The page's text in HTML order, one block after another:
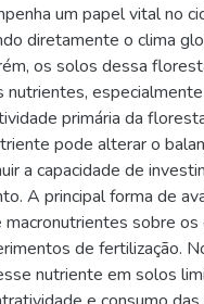
um papel vital no
diretamente o clima
os solos dessa
nutrientes,
primária da
pode alterar o
a capacidade de
A principal forma de
macronutrientes sobre
de fertilização.
nutriente em solos